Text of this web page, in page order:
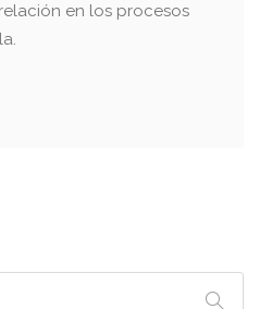
en los procesos